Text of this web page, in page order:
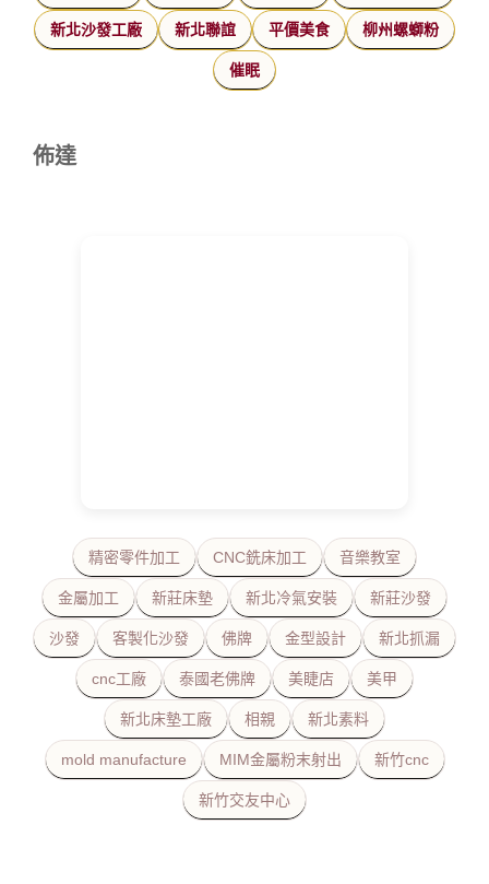
新北沙發工廠 新北聯誼 平價美食 柳州螺螄粉
催眠
佈達
精密零件加工 CNC銑床加工 音樂教室
金屬加工 新莊床墊 新北冷氣安裝 新莊沙發
沙發 客製化沙發 佛牌 金型設計 新北抓漏
cnc工廠 泰國老佛牌 美睫店 美甲
新北床墊工廠 相親 新北素料
mold manufacture MIM金屬粉末射出 新竹cnc
新竹交友中心